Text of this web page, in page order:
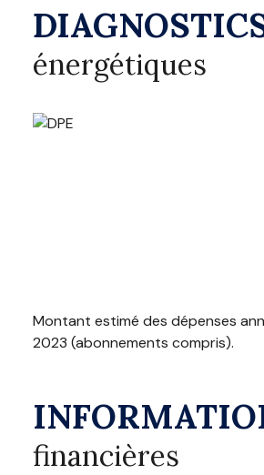
énergétiques
Montant estimé des dépenses
2023 (abonnements compris).
financières